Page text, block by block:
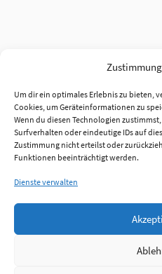
Um dir ein optimales Erlebnis zu bieten,
Cookies, um Geräteinformationen zu
Wenn du diesen Technologien
Surfverhalten oder eindeutige IDs auf
Zustimmung nicht erteilst oder
Funktionen beeinträchtigt werden.
Dienste verwalten